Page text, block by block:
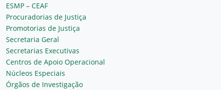
ESMP – CEAF
Procuradorias de Justiça
Promotorias de Justiça
Secretaria Geral
Secretarias Executivas
Centros de Apoio Operacional
Núcleos Especiais
Órgãos de Investigação